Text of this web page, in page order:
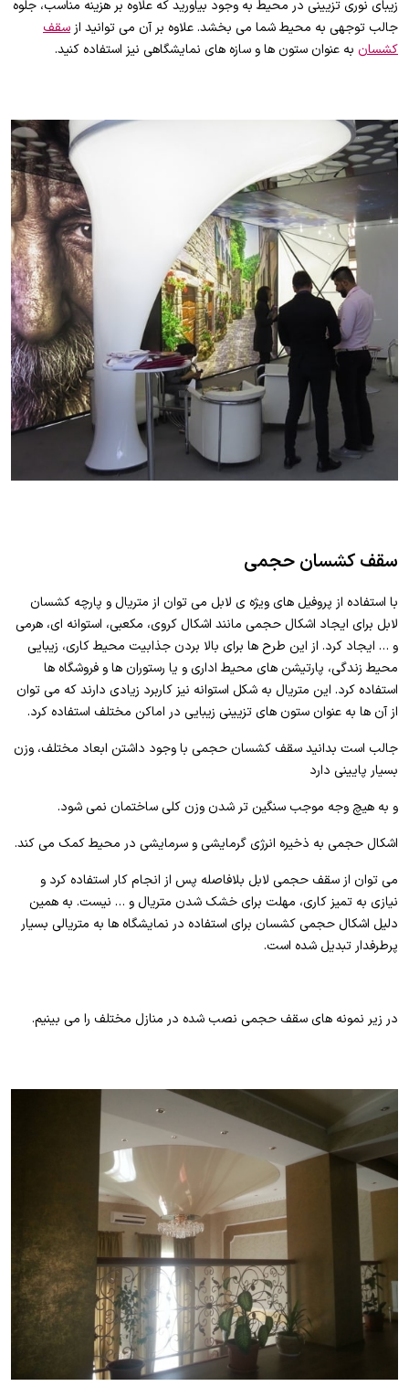
زیبای نوری تزیینی در محیط به وجود بیاورید که علاوه بر هزینه مناسب، جلوه
جالب توجهی به محیط شما می بخشد. علاوه بر آن می توانید از سقف
کشسان به عنوان ستون ها و سازه های نمایشگاهی نیز استفاده کنید.
سقف کشسان حجمی
با استفاده از پروفیل های ویژه ی لابل می توان از متریال و پارچه کشسان
لابل برای ایجاد اشکال حجمی مانند اشکال کروی، مکعبی، استوانه ای، هرمی
و … ایجاد کرد. از این طرح ها برای بالا بردن جذابیت محیط کاری، زیبایی
محیط زندگی، پارتیشن های محیط اداری و یا رستوران ها و فروشگاه ها
استفاده کرد. این متریال به شکل استوانه نیز کاربرد زیادی دارند که می توان
از آن ها به عنوان ستون های تزیینی زیبایی در اماکن مختلف استفاده کرد.
جالب است بدانید سقف کشسان حجمی با وجود داشتن ابعاد مختلف، وزن
بسیار پایینی دارد
و به هیچ وجه موجب سنگین تر شدن وزن کلی ساختمان نمی شود.
اشکال حجمی به ذخیره انرژی گرمایشی و سرمایشی در محیط کمک می کند.
می توان از سقف حجمی لابل بلافاصله پس از انجام کار استفاده کرد و
نیازی به تمیز کاری، مهلت برای خشک شدن متریال و … نیست. به همین
دلیل اشکال حجمی کشسان برای استفاده در نمایشگاه ها به متریالی بسیار
پرطرفدار تبدیل شده است.
در زیر نمونه های سقف حجمی نصب شده در منازل مختلف را می بینیم.